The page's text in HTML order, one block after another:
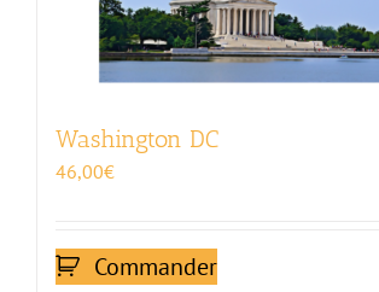
Washington DC
46,00€
Commander